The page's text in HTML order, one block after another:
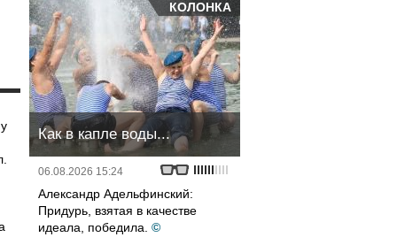
КОЛОНКА
Как в капле воды...
06.08.2026 15:24
Александр Адельфинский:
Придурь, взятая в качестве
идеала, победила. ©